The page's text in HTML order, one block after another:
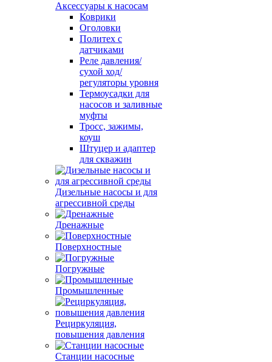
Аксессуары к насосам
Коврики
Оголовки
Политех с
датчиками
Реле давления/
сухой ход/
регуляторы уровня
Термоусадки для
насосов и заливные
муфты
Тросс, зажимы,
коуш
Штуцер и адаптер
для скважин
Дизельные насосы и для
агрессивной среды
Дренажные
Поверхностные
Погружные
Промышленные
Рециркуляция,
повышения давления
Станции насосные